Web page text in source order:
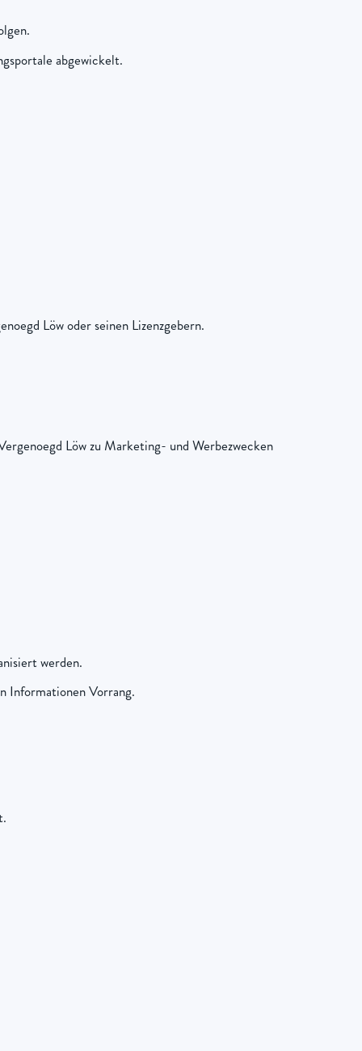
abgewickelt.
Löw oder seinen Lizenzgebern.
Löw zu Marketing- und Werbezwecken
werden.
Informationen Vorrang.